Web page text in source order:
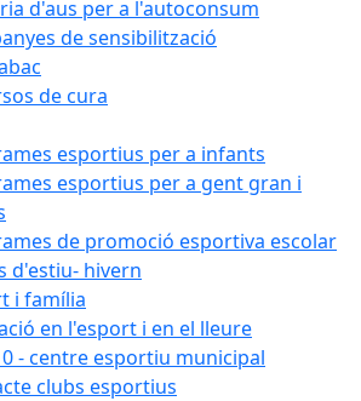
d'aus per a l'autoconsum
de sensibilització
de cura
esportius per a infants
esportius per a gent gran i
de promoció esportiva escolar
d'estiu- hivern
i família
en l'esport i en el lleure
- centre esportiu municipal
clubs esportius